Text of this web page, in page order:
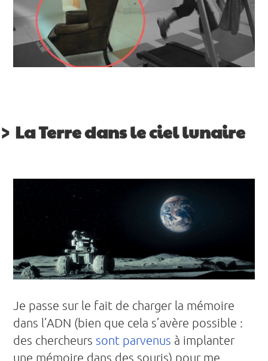
La Terre dans le ciel lunaire
Je passe sur le fait de charger la mémoire
dans l’ADN (bien que cela s’avère possible :
des chercheurs sont parvenus à implanter
une mémoire dans des souris) pour me